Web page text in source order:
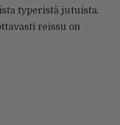
typeristä jutuista.
reissu on